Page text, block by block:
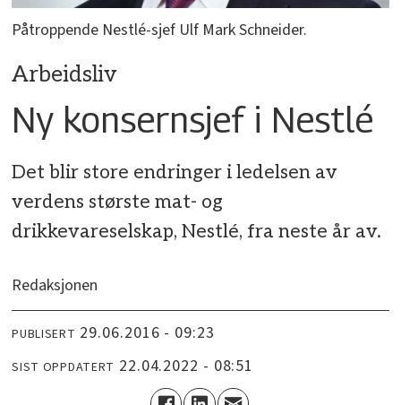
Påtroppende Nestlé-sjef Ulf Mark Schneider.
Arbeidsliv
Ny konsernsjef i Nestlé
Det blir store endringer i ledelsen av
verdens største mat- og
drikkevareselskap, Nestlé, fra neste år av.
Redaksjonen
PUBLISERT 29.06.2016 - 09:23
SIST OPPDATERT 22.04.2022 - 08:51